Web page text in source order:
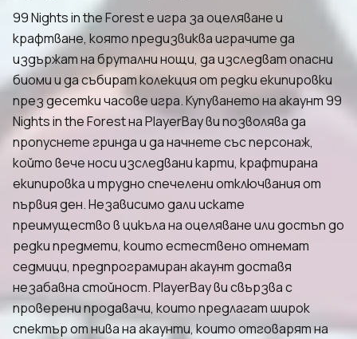
99 Nights in the Forest е игра за оцеляване и
крафтване, която предизвиква играчите да
издържат на брутални нощи, да изследват опасни
биоми и да събират колекция от редки екипировки
през десетки часове игра. Купуването на акаунт 99
Nights in the Forest на PlayerBay ви позволява да
пропуснете гринда и да начнете със персонаж,
който вече носи изследвани карти, крафтирана
екипировка и трудно спечелени отключвания от
първия ден. Независимо дали искате
преимущество в цикъла на оцеляване или достъп до
редки предмети, които естествено отнемат
седмици, предпрограмиран акаунт доставя
незабавна стойност. PlayerBay ви свързва с
проверени продавачи, които предлагат широк
спектър от нива на акаунти, които отговарят на